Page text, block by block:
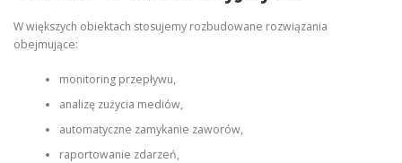
W większych obiektach stosujemy rozbudowane rozwiązania
obejmujące:
monitoring przepływu,
analizę zużycia mediów,
automatyczne zamykanie zaworów,
raportowanie zdarzeń,